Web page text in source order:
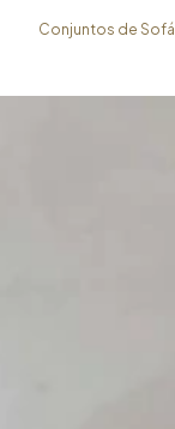
Conjuntos de Sofá